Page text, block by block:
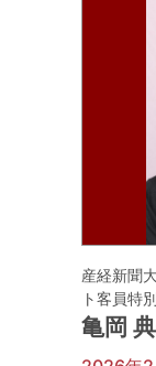
産経新聞
ト客員特
亀岡